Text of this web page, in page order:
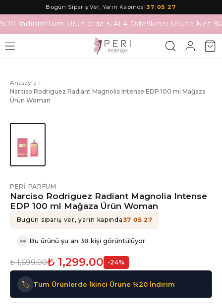
Bugün Sipariş Ver, Yarın Kapında!37:05 :27
İndirim!Tüm Ürünlerde 5 Al 4 Öde!İkinci Ürüne Net
Anasayfa
Narciso Rodriguez Radiant Magnolia Intense EDP 100 ml Mağaza
Ürün Woman
PERI PARFÜM
Narciso Rodriguez Radiant Magnolia Intense
EDP 100 ml Mağaza Ürün Woman
Bugün sipariş ver, yarın kapında37:05:27
👀 Bu ürünü şu an 38 kişi görüntülüyor
₺ 1,699.00₺ 1,299.00 -24%
🏷️ Tüm Ürünlerde İkinci Ürüne %20 İndirim